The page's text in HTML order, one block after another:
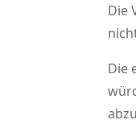
Die
Die